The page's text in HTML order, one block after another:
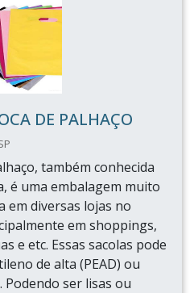
DE PALHAÇO
também conhecida
é uma embalagem muito
em diversas lojas no
em shoppings,
e etc. Essas sacolas pode
de alta (PEAD) ou
Podendo ser lisas ou